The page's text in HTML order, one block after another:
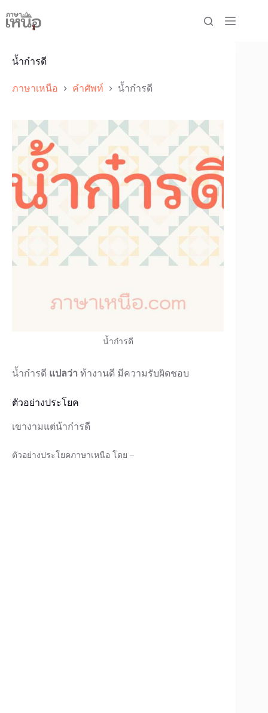
to
content
น้ำก๋ารดี
ภาษาเหนือ คำศัพท์ น้ำก๋ารดี
น้ำก๋ารดี
น้ำก๋ารดี แปลว่า ท้างานดี มีความรับผิดชอบ
ตัวอย่างประโยค
เขางามแต่น้าก๋ารดี
ตัวอย่างประโยคภาษาเหนือ โดย –